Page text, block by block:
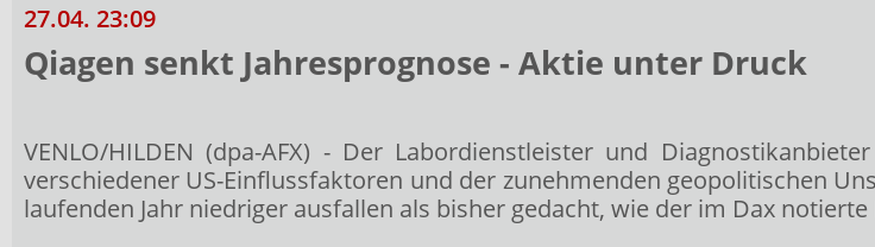
27.04. 23:09
Qiagen senkt Jahresprognose - Aktie unter Druck
VENLO/HILDEN (dpa-AFX) - Der Labordienstleister und
verschiedener US-Einflussfaktoren und der zunehmenden geopolitischen
laufenden Jahr niedriger ausfallen als bisher gedacht, wie der im Dax notierte